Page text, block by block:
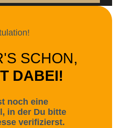
SCHON,
DABEI!
noch eine
in der Du bitte
verifizierst.